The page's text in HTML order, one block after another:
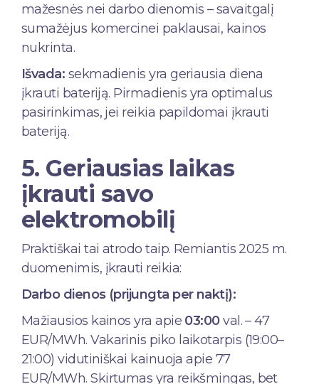
mažesnės nei darbo dienomis – savaitgalį
sumažėjus komercinei paklausai, kainos
nukrinta.
Išvada: sekmadienis yra geriausia diena
įkrauti bateriją. Pirmadienis yra optimalus
pasirinkimas, jei reikia papildomai įkrauti
bateriją.
5. Geriausias laikas
įkrauti savo
elektromobilį
Praktiškai tai atrodo taip. Remiantis 2025 m.
duomenimis, įkrauti reikia:
Darbo dienos (prijungta per naktį):
Mažiausios kainos yra apie 03:00val. – 47
EUR/MWh. Vakarinis piko laikotarpis (19:00–
21:00) vidutiniškai kainuoja apie 77
EUR/MWh. Skirtumas yra reikšmingas, bet